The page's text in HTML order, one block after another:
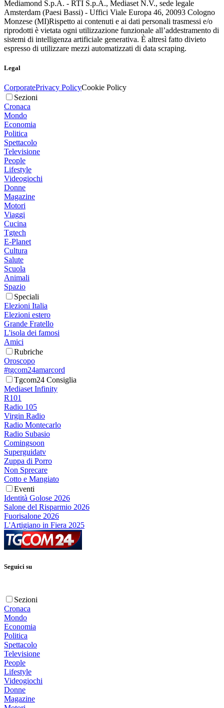
Mediamond S.p.A. - RTI S.p.A., Mediaset N.V., sede legale
Amsterdam (Paesi Bassi) - Uffici Viale Europa 46, 20093 Cologno
Monzese (MI)Rispetto ai contenuti e ai dati personali trasmessi e/o
riprodotti è vietata ogni utilizzazione funzionale all’addestramento di
sistemi di intelligenza artificiale generativa. È altresì fatto divieto
espresso di utilizzare mezzi automatizzati di data scraping.
Legal
CorporatePrivacy PolicyCookie Policy
Sezioni
Cronaca
Mondo
Economia
Politica
Spettacolo
Televisione
People
Lifestyle
Videogiochi
Donne
Magazine
Motori
Viaggi
Cucina
Tgtech
E-Planet
Cultura
Salute
Scuola
Animali
Spazio
Speciali
Elezioni Italia
Elezioni estero
Grande Fratello
L'isola dei famosi
Amici
Rubriche
Oroscopo
#tgcom24amarcord
Tgcom24 Consiglia
Mediaset Infinity
R101
Radio 105
Virgin Radio
Radio Montecarlo
Radio Subasio
Comingsoon
Superguidatv
Zuppa di Porro
Non Sprecare
Cotto e Mangiato
Eventi
Identità Golose 2026
Salone del Risparmio 2026
Fuorisalone 2026
L'Artigiano in Fiera 2025
Seguici su
Sezioni
Cronaca
Mondo
Economia
Politica
Spettacolo
Televisione
People
Lifestyle
Videogiochi
Donne
Magazine